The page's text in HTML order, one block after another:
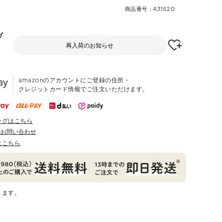
商品番号 A31520
再入荷のお知らせ
amazonのアカウントにご登録の住所・
クレジットカード情報でご注文いただけます。
はこちら
問い合わせ
ちら
す。